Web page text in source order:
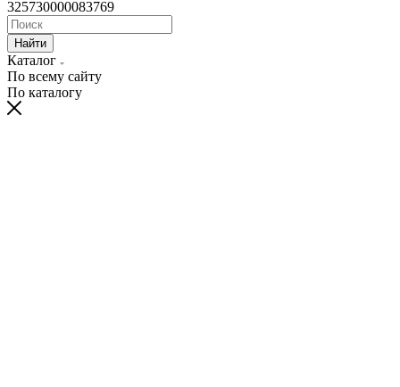
325730000083769
Найти
Каталог
По всему сайту
По каталогу